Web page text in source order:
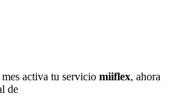
activa tu servicio miiflex, ahora
de